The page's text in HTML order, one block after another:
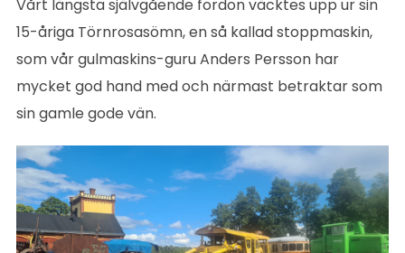
Vårt längsta självgående fordon väcktes upp ur sin
15-åriga Törnrosasömn, en så kallad stoppmaskin,
som vår gulmaskins-guru Anders Persson har
mycket god hand med och närmast betraktar som
sin gamle gode vän.